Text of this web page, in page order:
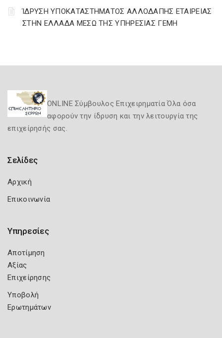
ΊΔΡΥΣΗ ΥΠΟΚΑΤΑΣΤΗΜΑΤΟΣ ΑΛΛΟΔΑΠΗΣ ΕΤΑΙΡΕΙΑΣ
ΣΤΗΝ ΕΛΛΑΔΑ ΜΕΣΩ ΤΗΣ ΥΠΗΡΕΣΙΑΣ ΓΕΜΗ
ONLINE Σύμβουλος Επιχειρηματία Όλα όσα
αφορούν την ίδρυση και την λειτουργία της
επιχείρησής σας.
Σελίδες
Αρχική
Επικοινωνία
Υπηρεσίες
Αποτίμηση
Αξίας
Επιχείρησης
Υποβολή
Ερωτημάτων